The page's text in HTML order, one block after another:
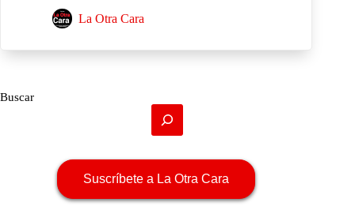
La Otra Cara
Buscar
Suscríbete a La Otra Cara